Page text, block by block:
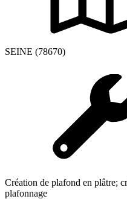
SEINE (78670)
Création de plafond en plâtre;
plafonnage